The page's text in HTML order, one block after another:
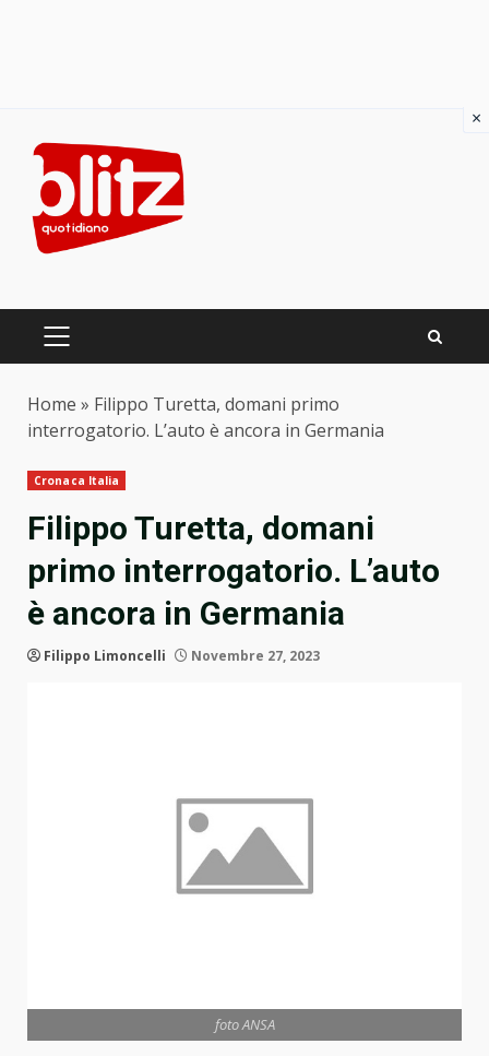
content
PRIMARY
Home » Filippo Turetta, domani primo
interrogatorio. L’auto è ancora in Germania
Cronaca Italia
Filippo Turetta, domani
primo interrogatorio. L’auto
è ancora in Germania
Filippo Limoncelli Novembre 27, 2023
foto ANSA
×